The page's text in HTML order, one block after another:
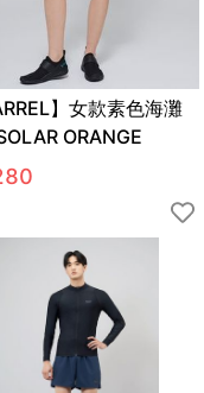
】女款素色海灘
ORANGE